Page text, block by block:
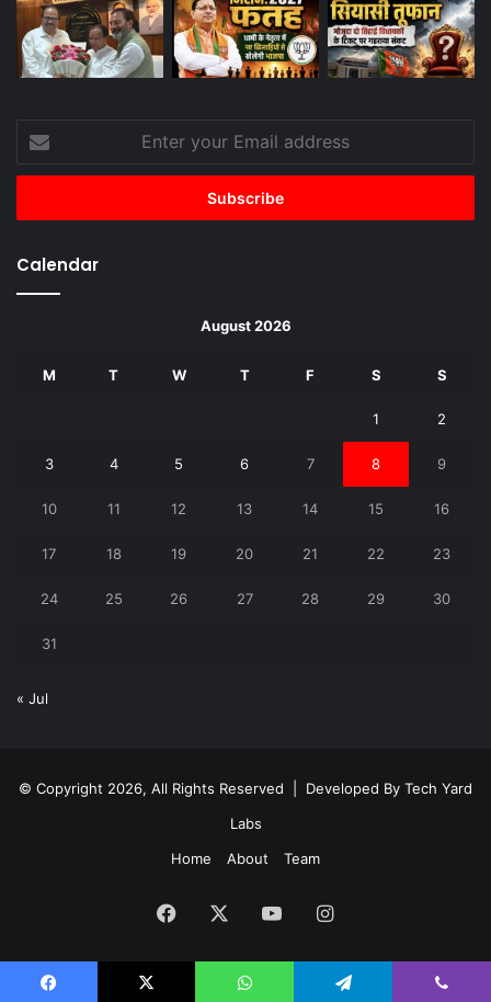
your
Email
Calendar
August 2026
M T W T F S S
1 2
3 4 5 6 7 8 9
10 11 12 13 14 15 16
17 18 19 20 21 22 23
24 25 26 27 28 29 30
31
« Jul
© Copyright 2026, All Rights Reserved | Developed By Tech Yard
Labs
Home
About Team
Facebook YouTubeInstagram